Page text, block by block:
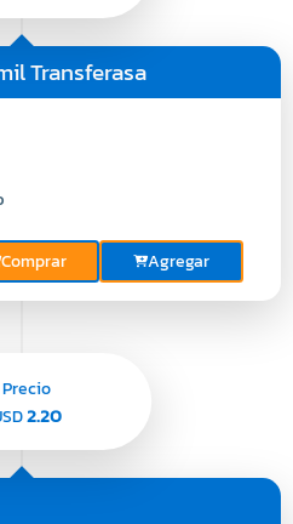
Transferasa
Comprar Agregar
Precio
2.20